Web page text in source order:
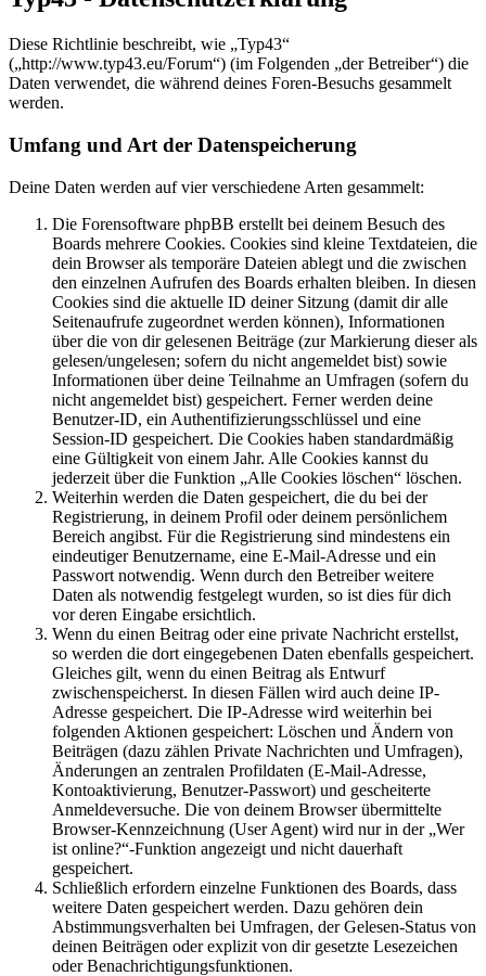
Diese Richtlinie beschreibt, wie „Typ43“
(„http://www.typ43.eu/Forum“) (im Folgenden „der Betreiber“) die
Daten verwendet, die während deines Foren-Besuchs gesammelt
werden.
Umfang und Art der Datenspeicherung
Deine Daten werden auf vier verschiedene Arten gesammelt:
Die Forensoftware phpBB erstellt bei deinem Besuch des
Boards mehrere Cookies. Cookies sind kleine Textdateien, die
dein Browser als temporäre Dateien ablegt und die zwischen
den einzelnen Aufrufen des Boards erhalten bleiben. In diesen
Cookies sind die aktuelle ID deiner Sitzung (damit dir alle
Seitenaufrufe zugeordnet werden können), Informationen
über die von dir gelesenen Beiträge (zur Markierung dieser als
gelesen/ungelesen; sofern du nicht angemeldet bist) sowie
Informationen über deine Teilnahme an Umfragen (sofern du
nicht angemeldet bist) gespeichert. Ferner werden deine
Benutzer-ID, ein Authentifizierungsschlüssel und eine
Session-ID gespeichert. Die Cookies haben standardmäßig
eine Gültigkeit von einem Jahr. Alle Cookies kannst du
jederzeit über die Funktion „Alle Cookies löschen“ löschen.
Weiterhin werden die Daten gespeichert, die du bei der
Registrierung, in deinem Profil oder deinem persönlichem
Bereich angibst. Für die Registrierung sind mindestens ein
eindeutiger Benutzername, eine E-Mail-Adresse und ein
Passwort notwendig. Wenn durch den Betreiber weitere
Daten als notwendig festgelegt wurden, so ist dies für dich
vor deren Eingabe ersichtlich.
Wenn du einen Beitrag oder eine private Nachricht erstellst,
so werden die dort eingegebenen Daten ebenfalls gespeichert.
Gleiches gilt, wenn du einen Beitrag als Entwurf
zwischenspeicherst. In diesen Fällen wird auch deine IP-
Adresse gespeichert. Die IP-Adresse wird weiterhin bei
folgenden Aktionen gespeichert: Löschen und Ändern von
Beiträgen (dazu zählen Private Nachrichten und Umfragen),
Änderungen an zentralen Profildaten (E-Mail-Adresse,
Kontoaktivierung, Benutzer-Passwort) und gescheiterte
Anmeldeversuche. Die von deinem Browser übermittelte
Browser-Kennzeichnung (User Agent) wird nur in der „Wer
ist online?“-Funktion angezeigt und nicht dauerhaft
gespeichert.
Schließlich erfordern einzelne Funktionen des Boards, dass
weitere Daten gespeichert werden. Dazu gehören dein
Abstimmungsverhalten bei Umfragen, der Gelesen-Status von
deinen Beiträgen oder explizit von dir gesetzte Lesezeichen
oder Benachrichtigungsfunktionen.